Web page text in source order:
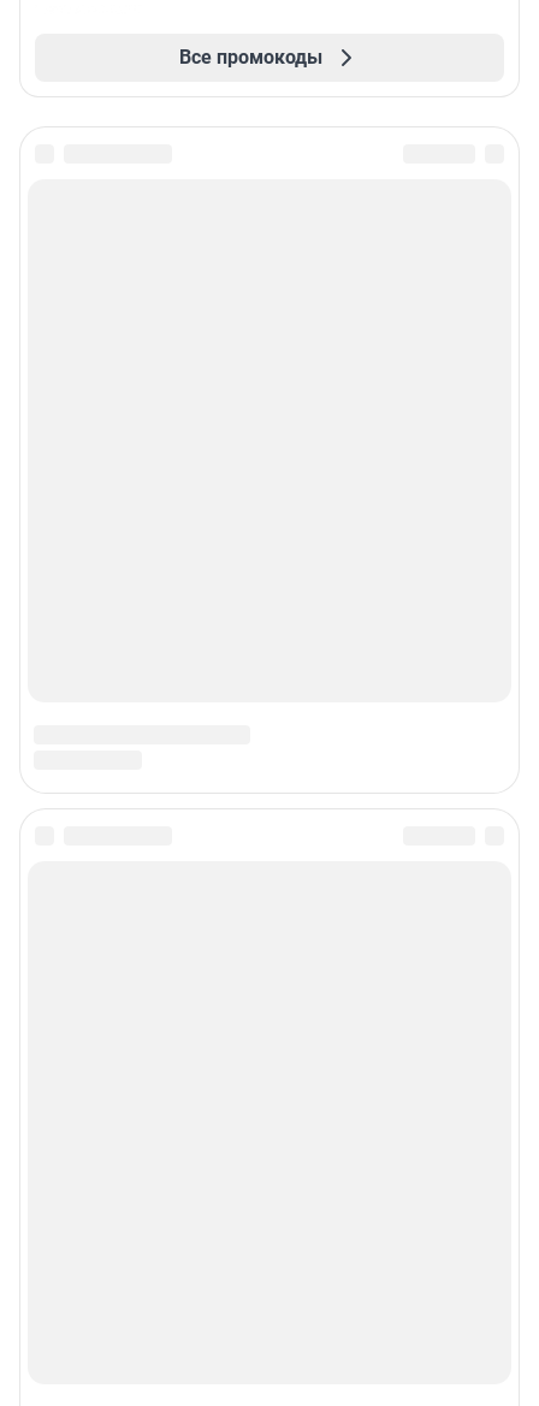
Все промокоды